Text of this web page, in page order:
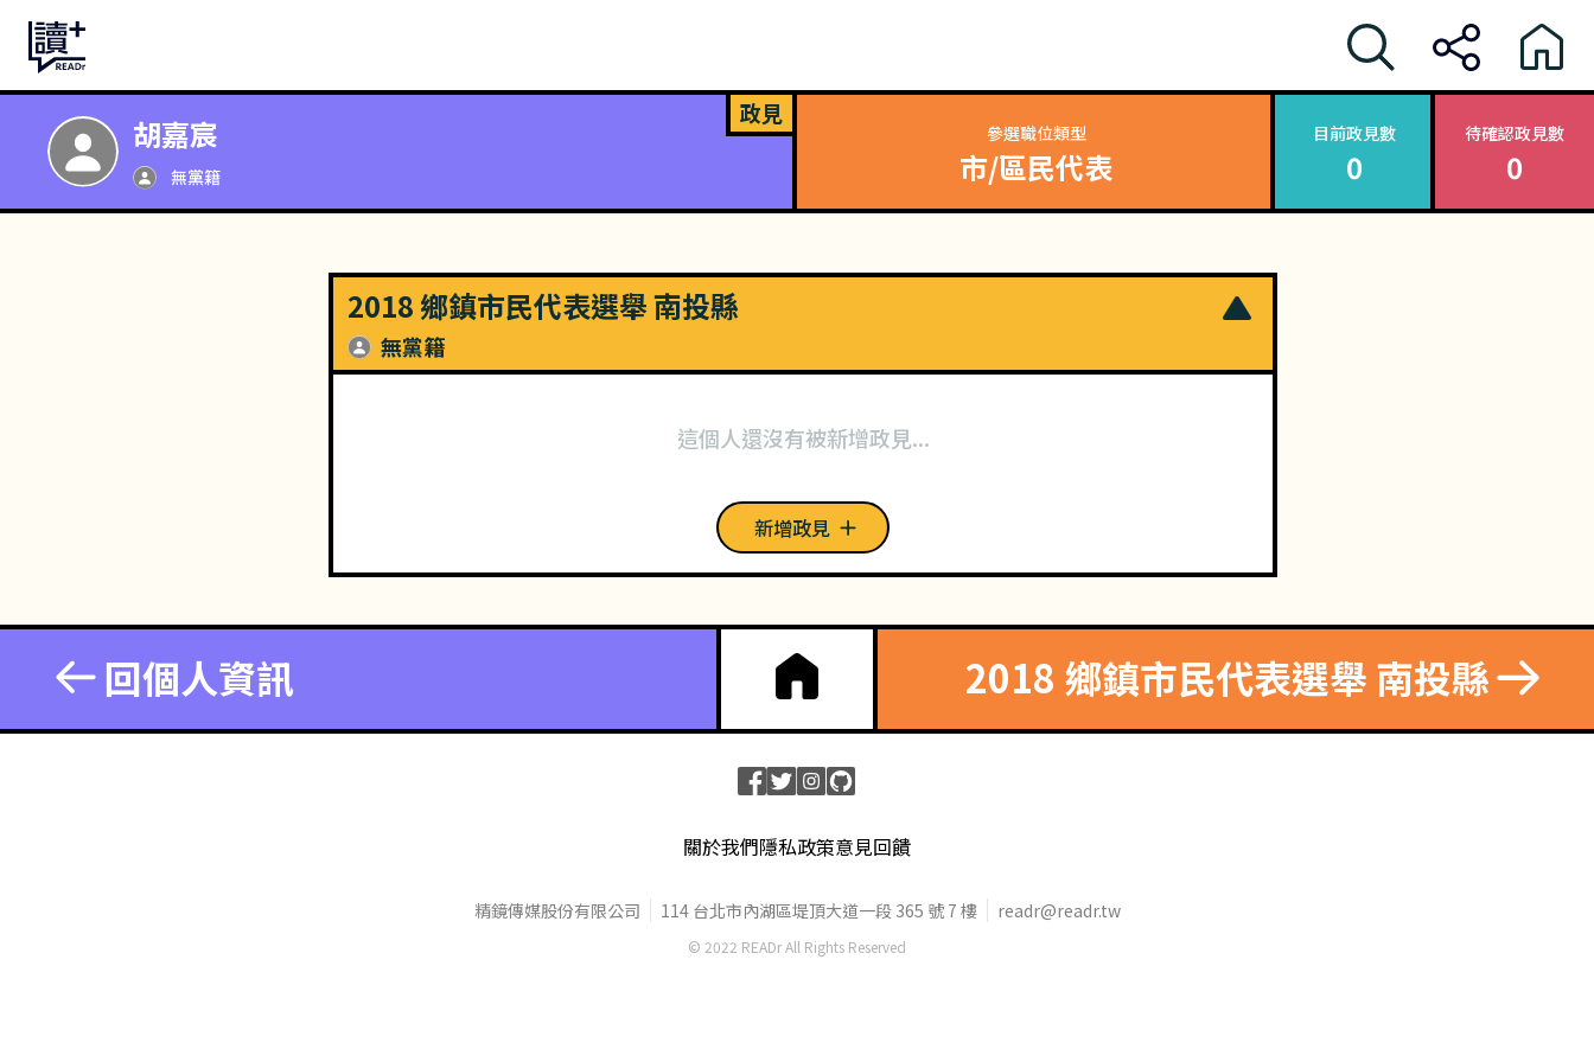
胡嘉宸
無黨籍
政見
參選職位類型
市/區民代表
目前政見數
0
待確認政見數
0
2018 鄉鎮市民代表選舉 南投縣
無黨籍
這個人還沒有被新增政見...
新增政見
回個人資訊 2018 鄉鎮市民代表選舉 南投縣
關於我們隱私政策意見回饋
精鏡傳媒股份有限公司 114 台北市內湖區堤頂大道一段 365 號 7 樓 readr@readr.tw
© 2022 READr All Rights Reserved